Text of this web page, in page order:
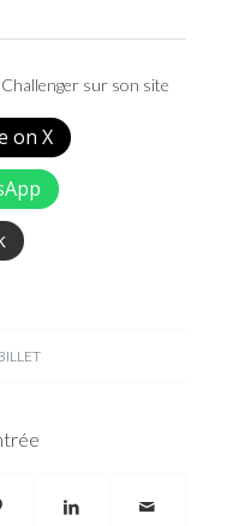
Challenger sur son site
on X